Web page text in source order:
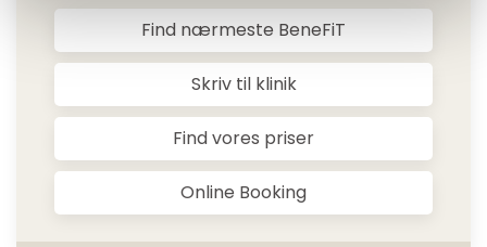
Find nærmeste BeneFiT
Skriv til klinik
Find vores priser
Online Booking